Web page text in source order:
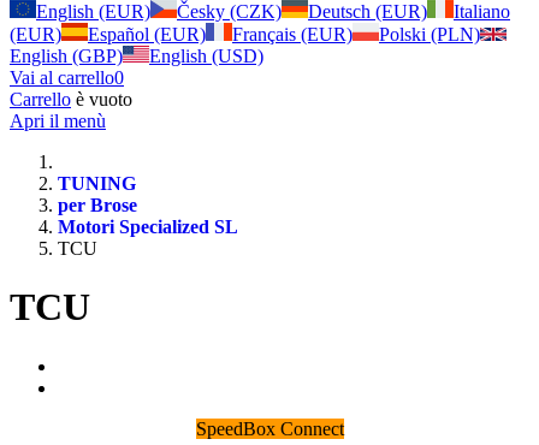
English (EUR)
Česky (CZK) Deutsch (EUR)
Italiano
(EUR)
Español (EUR) Français (EUR)
Polski (PLN)
English (GBP)
English (USD)
Vai al carrello0
Carrello è vuoto
Apri il menù
TUNING
per Brose
Motori Specialized SL
TCU
TCU
SpeedBox Connect